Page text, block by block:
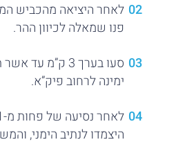
לאחר היציאה מהכביש
פנו שמאלה לכיוון ההר.
ימינה לרחוב פיק”א.
היצמדו לנתיב הימני,